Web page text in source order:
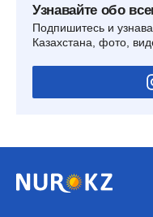
Узнавайте обо
Подпишитесь и
Казахстана, фото,